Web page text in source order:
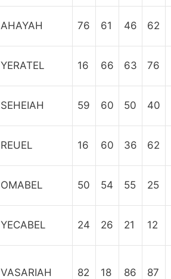
AHAYAH 76 61 46 62
YERATEL 16 66 63 76
SEHEIAH 59 60 50 40
REUEL 16 60 36 62
OMABEL 50 54 55 25
YECABEL 24 26 21 12
VASARIAH 82 18 86 87